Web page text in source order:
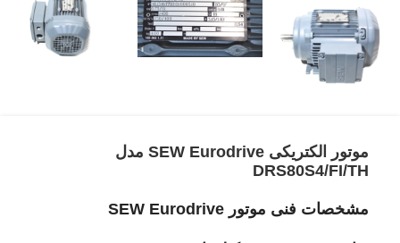
موتور الکتریکی SEW Eurodrive مدل
DRS80S4/FI/TH
مشخصات فنی موتور SEW Eurodrive